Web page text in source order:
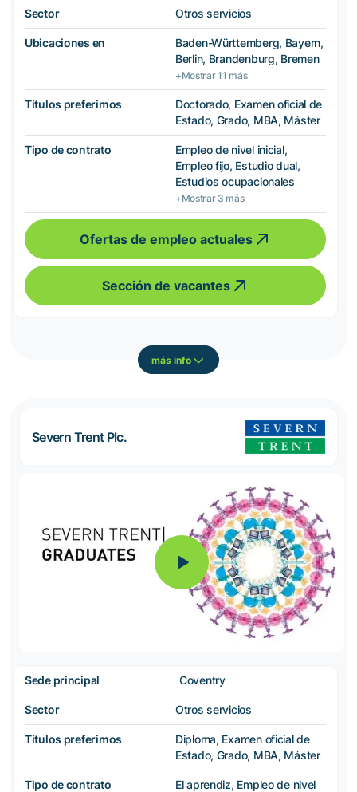
Sector Otros servicios
Ubicaciones en
Baden-Württemberg, Bayern,
Berlin, Brandenburg, Bremen
+Mostrar 11 más
Títulos preferimos
Doctorado, Examen oficial de
Estado, Grado, MBA, Máster
Tipo de contrato
Empleo de nivel inicial,
Empleo fijo, Estudio dual,
Estudios ocupacionales
+Mostrar 3 más
Ofertas de empleo actuales
Sección de vacantes
más info
Severn Trent Plc.
Sede principal Coventry
Sector Otros servicios
Títulos preferimos
Diploma, Examen oficial de
Estado, Grado, MBA, Máster
Tipo de contrato
El aprendiz, Empleo de nivel